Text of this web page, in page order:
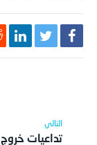
تداعيات